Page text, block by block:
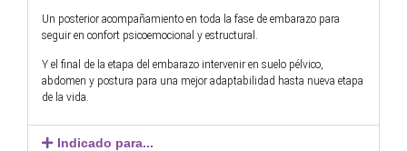
Un posterior acompañamiento en toda la fase de embarazo para
seguir en confort psicoemocional y estructural.
Y el final de la etapa del embarazo intervenir en suelo pélvico,
abdomen y postura para una mejor adaptabilidad hasta nueva etapa
de la vida.
Indicado para...